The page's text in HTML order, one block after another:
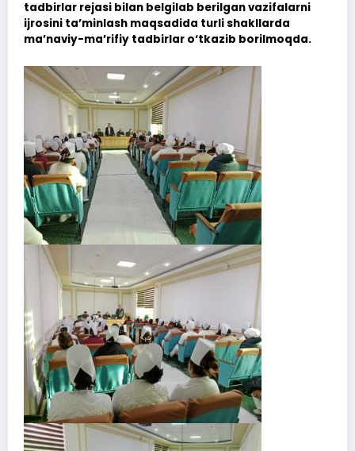
tadbirlar rejasi bilan belgilab berilgan vazifalarni
ijrosini ta’minlash maqsadida turli shakllarda
ma’naviy-ma’rifiy tadbirlar o‘tkazib borilmoqda.